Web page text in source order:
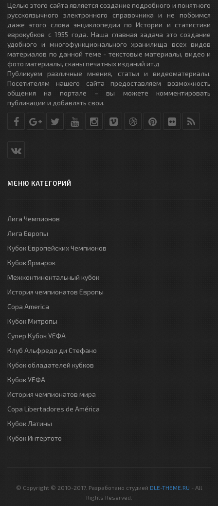
Целью этого сайта является создание подробного и понятного
русскоязычного электронного справочника и не побоимся
даже этого слова энциклопедии по Истории и статистики
еврокубков с 1955 года. Наша главная задача это создание
удобного и многофункционального хранилища всех видов
материалов по данной теме - текстовые материалы, видео и
фото материалы, сканы печатных изданий ит.д
Публикуем различные мнения, статьи и видеоматериалы.
Посетителям нашего сайта предоставляем возможность
общения на портале – вы можете комментировать
публикации и добавлять свои.
МЕНЮ КАТЕГОРИЙ
Лига Чемпионов
Лига Европы
Кубок Европейских Чемпионов
Кубок Ярмарок
Межконтинентальный кубок
История чемпионатов Европы
Copa America
Кубок Митропы
Супер Кубок УЕФА
Клуб Альфредо ди Стефано
Кубок обладателей кубков
Кубок УЕФА
История чемпионатов мира
Copa Libertadores de América
Кубок Латины
Кубок Интертото
© Copyright © 2010-2017. Разработано студией DLE-THEME.RU - All
Rights Reserved.